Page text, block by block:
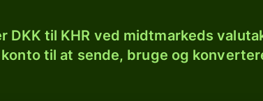
DKK til KHR ved midtmarkeds
til at sende, bruge og